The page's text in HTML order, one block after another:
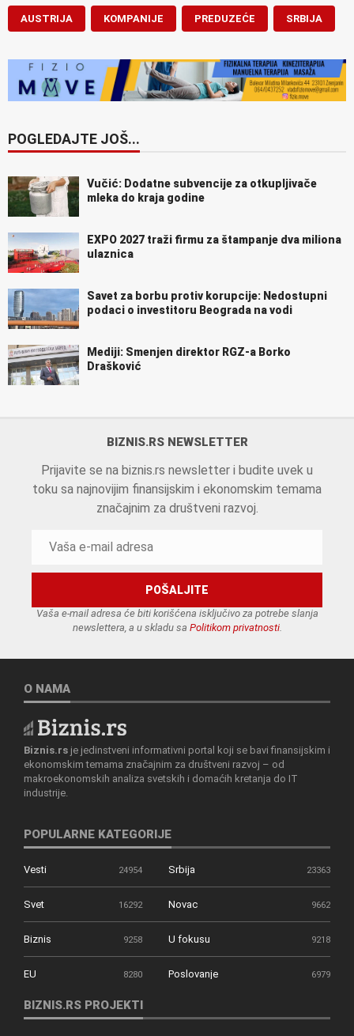
AUSTRIJA KOMPANIJE PREDUZEĆE SRBIJA
POGLEDAJTE JOŠ...
Vučić: Dodatne subvencije za otkupljivače
mleka do kraja godine
EXPO 2027 traži firmu za štampanje dva miliona
ulaznica
Savet za borbu protiv korupcije: Nedostupni
podaci o investitoru Beograda na vodi
Mediji: Smenjen direktor RGZ-a Borko
Drašković
BIZNIS.RS NEWSLETTER
Prijavite se na biznis.rs newsletter i budite uvek u
toku sa najnovijim finansijskim i ekonomskim temama
značajnim za društveni razvoj.
Vaša e-mail adresa će biti korišćena isključivo za potrebe slanja
newslettera, a u skladu sa Politikom privatnosti.
O NAMA
Biznis.rs je jedinstveni informativni portal koji se bavi finansijskim i
ekonomskim temama značajnim za društveni razvoj – od
makroekonomskih analiza svetskih i domaćih kretanja do IT
industrije.
POPULARNE KATEGORIJE
Vesti 24954 Srbija 23363
Svet 16292 Novac 9662
Biznis 9258 U fokusu 9218
EU 8280 Poslovanje 6979
BIZNIS.RS PROJEKTI